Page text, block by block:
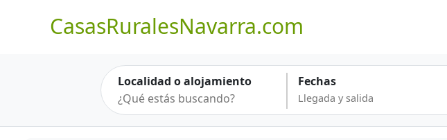
CasasRuralesNavarra.com
Localidad o alojamiento Fechas